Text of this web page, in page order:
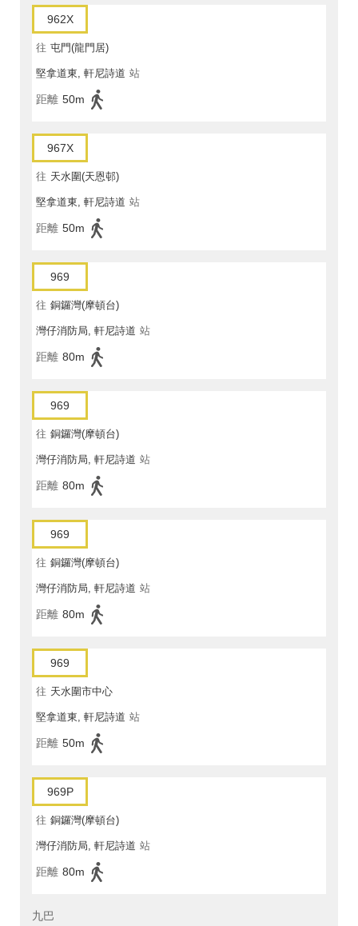
962X
往 屯門(龍門居)
堅拿道東, 軒尼詩道 站
距離 50m
967X
往 天水圍(天恩邨)
堅拿道東, 軒尼詩道 站
距離 50m
969
往 銅鑼灣(摩頓台)
灣仔消防局, 軒尼詩道 站
距離 80m
969
往 銅鑼灣(摩頓台)
灣仔消防局, 軒尼詩道 站
距離 80m
969
往 銅鑼灣(摩頓台)
灣仔消防局, 軒尼詩道 站
距離 80m
969
往 天水圍市中心
堅拿道東, 軒尼詩道 站
距離 50m
969P
往 銅鑼灣(摩頓台)
灣仔消防局, 軒尼詩道 站
距離 80m
九巴